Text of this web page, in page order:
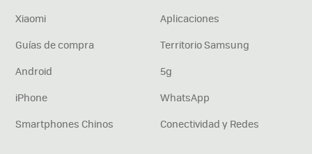
Xiaomi
Aplicaciones
Guías de compra
Territorio Samsung
Android
5g
iPhone
WhatsApp
Smartphones Chinos
Conectividad y Redes